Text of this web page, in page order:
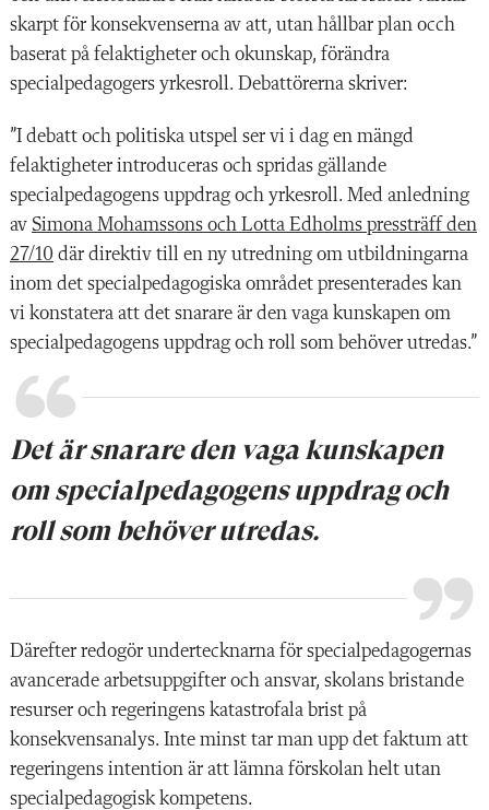
skarpt för konsekvenserna av att, utan hållbar plan occh
baserat på felaktigheter och okunskap, förändra
specialpedagogers yrkesroll. Debattörerna skriver:
”I debatt och politiska utspel ser vi i dag en mängd
felaktigheter introduceras och spridas gällande
specialpedagogens uppdrag och yrkesroll. Med anledning
av Simona Mohamssons och Lotta Edholms pressträff den
27/10 där direktiv till en ny utredning om utbildningarna
inom det specialpedagogiska området presenterades kan
vi konstatera att det snarare är den vaga kunskapen om
specialpedagogens uppdrag och roll som behöver utredas.”
Det är snarare den vaga kunskapen
om specialpedagogens uppdrag och
roll som behöver utredas.
Därefter redogör undertecknarna för specialpedagogernas
avancerade arbetsuppgifter och ansvar, skolans bristande
resurser och regeringens katastrofala brist på
konsekvensanalys. Inte minst tar man upp det faktum att
regeringens intention är att lämna förskolan helt utan
specialpedagogisk kompetens.